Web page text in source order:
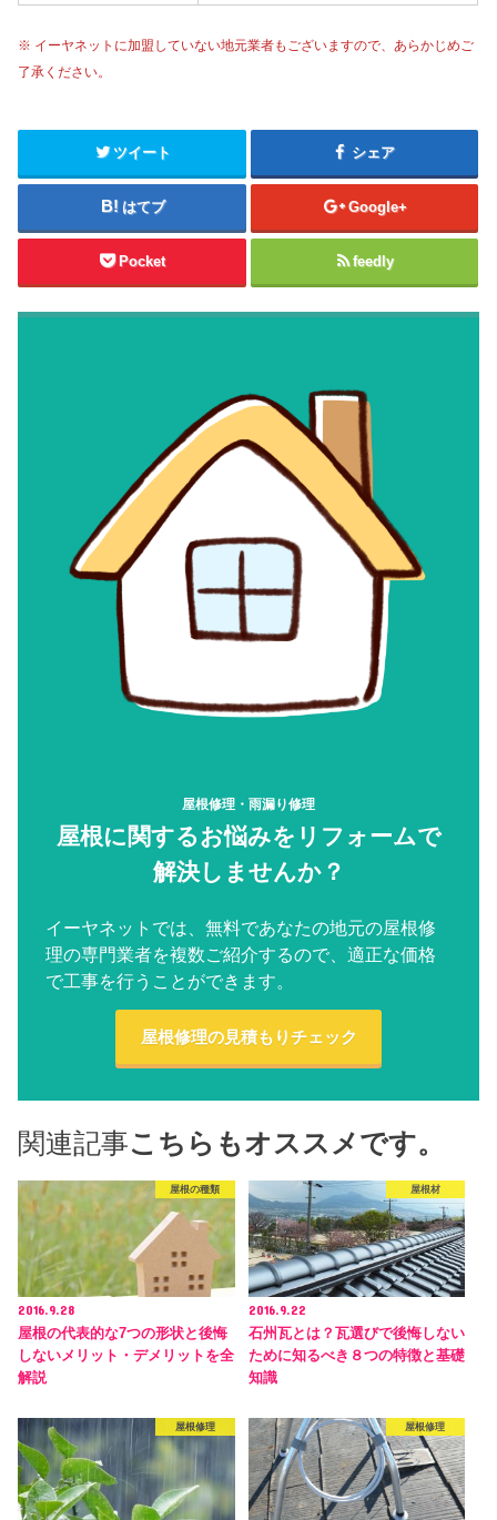
※ イーヤネットに加盟していない地元業者もございますので、あらかじめご
了承ください。
ツイート シェア
はてブ Google+
Pocket feedly
屋根修理・雨漏り修理
屋根に関するお悩みをリフォームで
解決しませんか？
イーヤネットでは、無料であなたの地元の屋根修
理の専門業者を複数ご紹介するので、適正な価格
で工事を行うことができます。
屋根修理の見積もりチェック
関連記事こちらもオススメです。
屋根の種類
2016.9.28
屋根の代表的な7つの形状と後悔
しないメリット・デメリットを全
解説
屋根材
2016.9.22
石州瓦とは？瓦選びで後悔しない
ために知るべき８つの特徴と基礎
知識
屋根修理 屋根修理